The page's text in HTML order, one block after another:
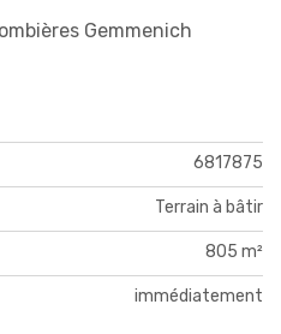
Gemmenich
6817875
Terrain à bâtir
805 m²
immédiatement